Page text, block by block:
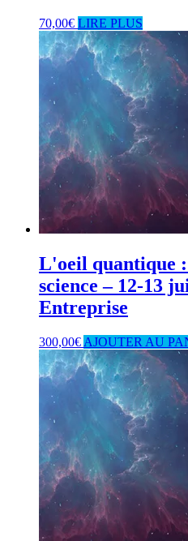
70,00€ LIRE PLUS
L'oeil quantique
science – 12-13
Entreprise
300,00€ AJOUTER AU